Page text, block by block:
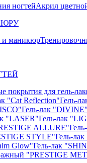
ногтейАкрил
и маникюр
покрытия для гель-
"Cat Reflection"Гель-
Гель-лак "DIVINE"
"LASER"Гель-лак
ALLURE"
STYLE"Гель-
Glow"Гель-лак
"PRESTIGE